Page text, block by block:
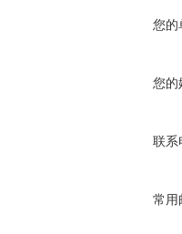
您的
您的
联系
常用